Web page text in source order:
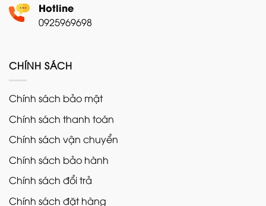
Hotline
0925969698
CHÍNH SÁCH
Chính sách bảo mật
Chính sách thanh toán
Chính sách vận chuyển
Chính sách bảo hành
Chính sách đổi trả
Chính sách đặt hàng